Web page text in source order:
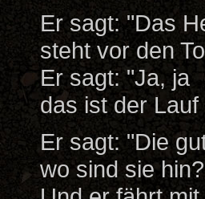
Er sagt: "Das
steht vor den
Er sagt: "Ja, ja
das ist der
Er sagt: "Die
wo sind sie